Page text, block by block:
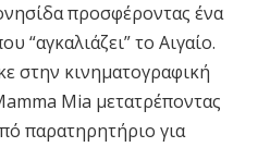
προσφέροντας ένα
“αγκαλιάζει” το Αιγαίο.
στην κινηματογραφική
Mia μετατρέποντας
παρατηρητήριο για